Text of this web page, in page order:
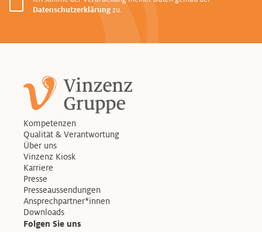
Datenschutzerklärung zu.
Kompetenzen
Qualität & Verantwortung
Über uns
Vinzenz Kiosk
Karriere
Presse
Presseaussendungen
Ansprechpartner*innen
Downloads
Folgen Sie uns